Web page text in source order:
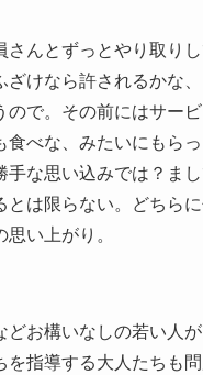
さんとずっとやり取り
ざけなら許されるかな
ので。その前にはサー
食べな、みたいにもら
手な思い込みでは？ま
とは限らない。どちら
思い上がり。
どお構いなしの若い人が
を指導する大人たちも問